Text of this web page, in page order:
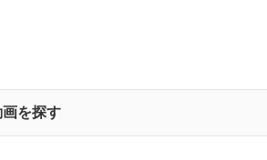
を探す